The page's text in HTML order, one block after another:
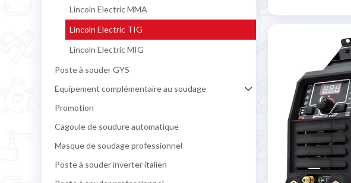
Lincoln Electric MMA
Lincoln Electric TIG
Lincoln Electric MIG
Poste à souder GYS
Équipement complémentaire au soudage
Promotion
Cagoule de soudure automatique
Masque de soudage professionnel
Poste à souder inverter italien